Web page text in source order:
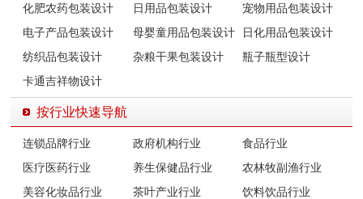
化肥农药包装设计
日用品包装设计
宠物用品包装设计
电子产品包装设计
母婴童用品包装设计
日化用品包装设计
纺织品包装设计
杂粮干果包装设计
瓶子瓶型设计
卡通吉祥物设计
按行业快速导航
连锁品牌行业 政府机构行业
食品行业
医疗医药行业
养生保健品行业
农林牧副渔行业
美容化妆品行业
茶叶产业行业
饮料饮品行业